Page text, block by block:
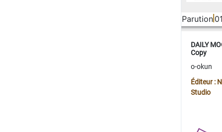
Parution
DAILY
Copy
o-okun
Éditeur :
Studio